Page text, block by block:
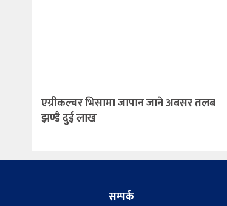
एग्रीकल्चर भिसामा जापान जाने अबसर तलब
झण्डै दुई लाख
सम्पर्क